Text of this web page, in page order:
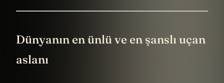
Dünyanın en ünlü ve en şanslı uçan
aslanı